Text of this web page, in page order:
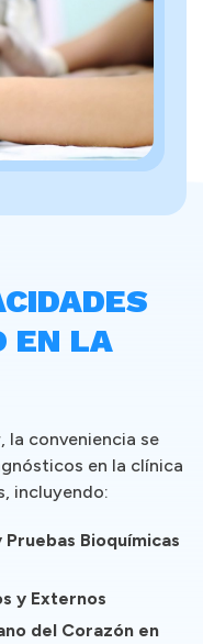
EN LA
la conveniencia se
en la clínica
incluyendo:
Bioquímicas
y Externos
del Corazón en